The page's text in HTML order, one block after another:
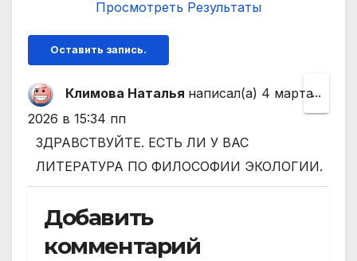
Просмотреть Результаты
Климова Наталья написал(а) 4 марта
2026 в 15:34 пп
ЗДРАВСТВУЙТЕ. ЕСТЬ ЛИ У ВАС
ЛИТЕРАТУРА ПО ФИЛОСОФИИ ЭКОЛОГИИ.
...
этот
Добавить
комментарий